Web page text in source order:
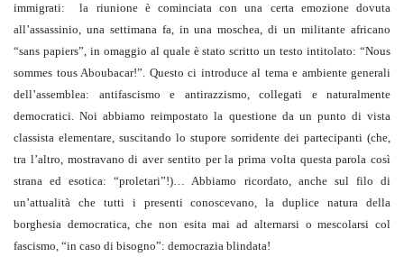
immigrati: la riunione è cominciata con una certa emozione dovuta
all’assassinio, una settimana fa, in una moschea, di un militante africano
“sans papiers”, in omaggio al quale è stato scritto un testo intitolato: “Nous
sommes tous Aboubacar!”. Questo ci introduce al tema e ambiente generali
dell’assemblea: antifascismo e antirazzismo, collegati e naturalmente
democratici. Noi abbiamo reimpostato la questione da un punto di vista
classista elementare, suscitando lo stupore sorridente dei partecipanti (che,
tra l’altro, mostravano di aver sentito per la prima volta questa parola così
strana ed esotica: “proletari”!)… Abbiamo ricordato, anche sul filo di
un’attualità che tutti i presenti conoscevano, la duplice natura della
borghesia democratica, che non esita mai ad alternarsi o mescolarsi col
fascismo, “in caso di bisogno”: democrazia blindata!